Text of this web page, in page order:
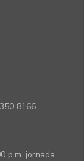
8166
p.m. jornada